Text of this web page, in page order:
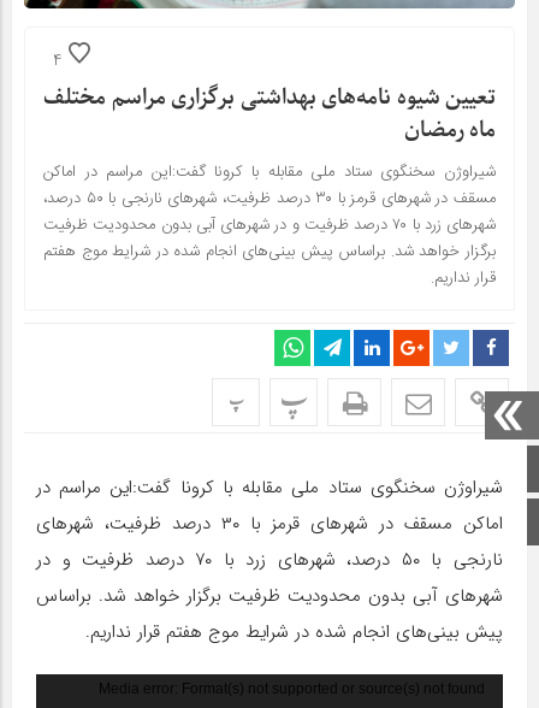
اینستاگرام
4
تعیین شیوه نامه‌های بهداشتی برگزاری مراسم مختلف
ماه رمضان
شیراوژن سخنگوی ستاد ملی مقابله با کرونا گفت:این مراسم در اماکن
مسقف در شهر‌های قرمز با ۳۰ درصد ظرفیت، شهر‌های نارنجی با ۵۰ درصد،
شهر‌های زرد با ۷۰ درصد ظرفیت و در شهر‌های آبی بدون محدودیت ظرفیت
برگزار خواهد شد. براساس پیش بینی‌های انجام شده در شرایط موج هفتم
قرار نداریم.
پ پ
شیراوژن سخنگوی ستاد ملی مقابله با کرونا گفت:این مراسم در
اماکن مسقف در شهر‌های قرمز با ۳۰ درصد ظرفیت، شهر‌های
نارنجی با ۵۰ درصد، شهر‌های زرد با ۷۰ درصد ظرفیت و در
شهر‌های آبی بدون محدودیت ظرفیت برگزار خواهد شد. براساس
پیش بینی‌های انجام شده در شرایط موج هفتم قرار نداریم.
نمایشگر
Media error: Format(s) not supported or source(s) not found